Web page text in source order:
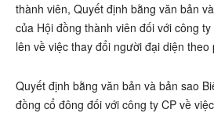
thành viên, Quyết định bằng văn bản
của Hội đồng thành viên đối với công
lên về việc thay đổi người đại diện theo
Quyết định bằng văn bản và bản sao
đồng cổ đông đối với công ty CP về